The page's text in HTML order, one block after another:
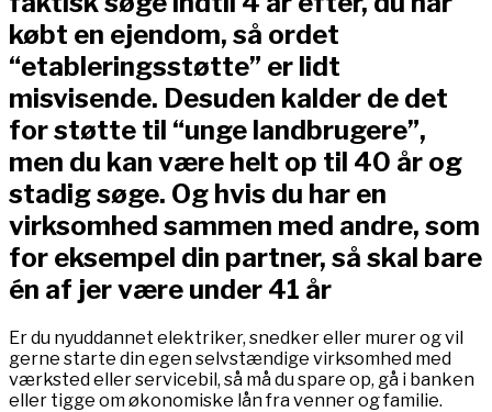
købt en ejendom, så ordet
“etableringsstøtte” er lidt
misvisende. Desuden kalder de det
for støtte til “unge landbrugere”,
men du kan være helt op til 40 år og
stadig søge. Og hvis du har en
virksomhed sammen med andre, som
for eksempel din partner, så skal bare
én af jer være under 41 år
Er du nyuddannet elektriker, snedker eller murer og vil
gerne starte din egen selvstændige virksomhed med
værksted eller servicebil, så må du spare op, gå i banken
eller tigge om økonomiske lån fra venner og familie.